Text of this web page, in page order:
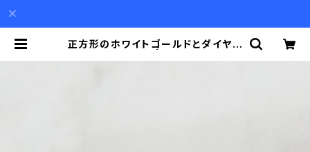
正方形のホワイトゴールドとダイヤモ